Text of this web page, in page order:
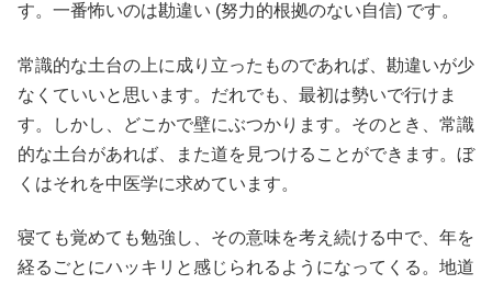
す。一番怖いのは勘違い (努力的根拠のない自信) です。
常識的な土台の上に成り立ったものであれば、勘違いが少
なくていいと思います。だれでも、最初は勢いで行けま
す。しかし、どこかで壁にぶつかります。そのとき、常識
的な土台があれば、また道を見つけることができます。ぼ
くはそれを中医学に求めています。
寝ても覚めても勉強し、その意味を考え続ける中で、年を
経るごとにハッキリと感じられるようになってくる。地道